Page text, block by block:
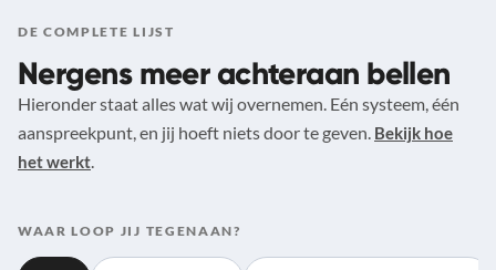
DE COMPLETE LIJST
Nergens meer achteraan bellen
Hieronder staat alles wat wij overnemen. Eén systeem, één
aanspreekpunt, en jij hoeft niets door te geven. Bekijk hoe
het werkt.
WAAR LOOP JIJ TEGENAAN?